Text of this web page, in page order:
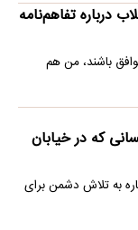
درباره تفاهم‌نامه
باشند، من هم
که در خیابان
به تلاش دشمن برای